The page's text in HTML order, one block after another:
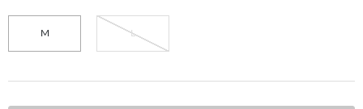
M L